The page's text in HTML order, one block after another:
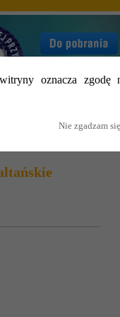
oznacza
Nie zgadzam się
Cennik